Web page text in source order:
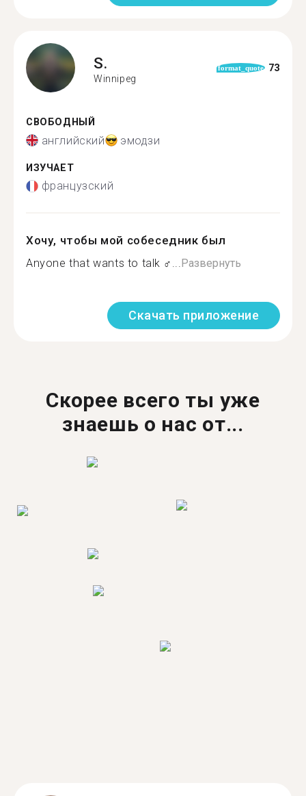
S.
Winnipeg
format_quote 73
СВОБОДНЫЙ
английский эмодзи
ИЗУЧАЕТ
французский
Хочу, чтобы мой собеседник был
Anyone that wants to talk ‍♂...Развернуть
Скачать приложение
Скорее всего ты уже
знаешь о нас от...